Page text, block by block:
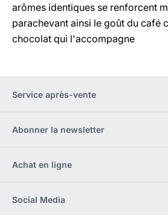
arômes identiques se renforcent
parachevant ainsi le goût du café
chocolat qui l'accompagne
Service après-vente
Abonner la newsletter
Achat en ligne
Social Media